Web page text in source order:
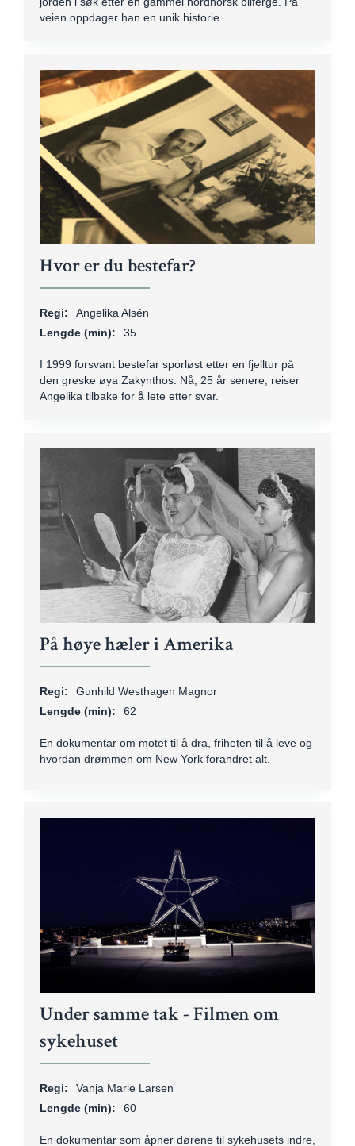
veien oppdager han en unik historie.
Hvor er du bestefar?
Regi:
Angelika Alsén
Lengde (min):
35
I 1999 forsvant bestefar sporløst etter en fjelltur på
den greske øya Zakynthos. Nå, 25 år senere, reiser
Angelika tilbake for å lete etter svar.
På høye hæler i Amerika
Regi:
Gunhild Westhagen Magnor
Lengde (min):
62
En dokumentar om motet til å dra, friheten til å leve og
hvordan drømmen om New York forandret alt.
Under samme tak - Filmen om
sykehuset
Regi:
Vanja Marie Larsen
Lengde (min):
60
En dokumentar som åpner dørene til sykehusets indre,